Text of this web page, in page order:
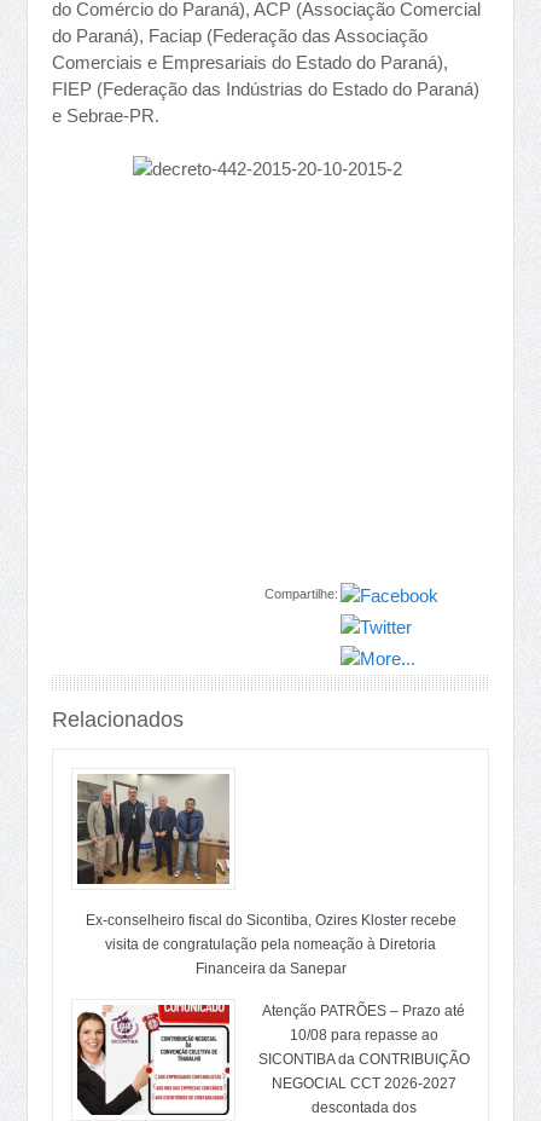
do Comércio do Paraná), ACP (Associação Comercial
do Paraná), Faciap (Federação das Associação
Comerciais e Empresariais do Estado do Paraná),
FIEP (Federação das Indústrias do Estado do Paraná)
e Sebrae-PR.
Compartilhe:
Relacionados
Ex-conselheiro fiscal do Sicontiba, Ozires Kloster recebe
visita de congratulação pela nomeação à Diretoria
Financeira da Sanepar
Atenção PATRÕES – Prazo até
10/08 para repasse ao
SICONTIBA da CONTRIBUIÇÃO
NEGOCIAL CCT 2026-2027
descontada dos